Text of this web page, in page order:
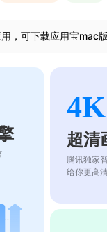
，可下载应用宝mac
超清
腾讯独家
给你更高